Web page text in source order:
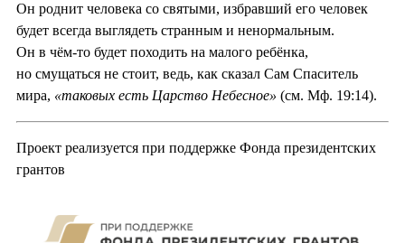
Он роднит человека со святыми, избравший его человек
будет всегда выглядеть странным и ненормальным.
Он в чём-то будет походить на малого ребёнка,
но смущаться не стоит, ведь, как сказал Сам Спаситель
мира, «таковых есть Царство Небесное» (см. Мф. 19:14).
Проект реализуется при поддержке Фонда президентских
грантов